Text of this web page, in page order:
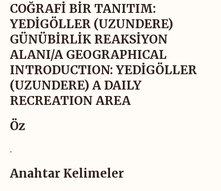
COĞRAFİ BİR TANITIM:
YEDİGÖLLER (UZUNDERE)
GÜNÜBİRLİK REAKSİYON
ALANI/A GEOGRAPHICAL
INTRODUCTION: YEDİGÖLLER
(UZUNDERE) A DAILY
RECREATION AREA
Öz
.
Anahtar Kelimeler